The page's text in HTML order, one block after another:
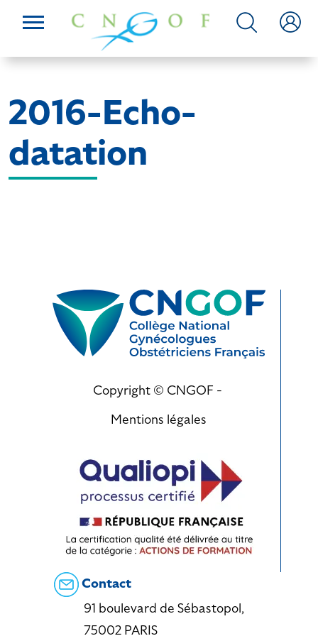
2016-Echo-
datation
Copyright © CNGOF -
Mentions légales
Contact
91 boulevard de Sébastopol,
75002 PARIS